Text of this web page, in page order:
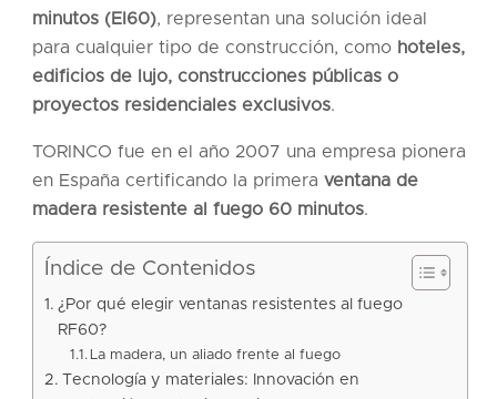
minutos (EI60), representan una solución ideal
para cualquier tipo de construcción, como hoteles,
edificios de lujo, construcciones públicas o
proyectos residenciales exclusivos.
TORINCO fue en el año 2007 una empresa pionera
en España certificando la primera ventana de
madera resistente al fuego 60 minutos.
Índice de Contenidos
¿Por qué elegir ventanas resistentes al fuego
RF60?
La madera, un aliado frente al fuego
Tecnología y materiales: Innovación en